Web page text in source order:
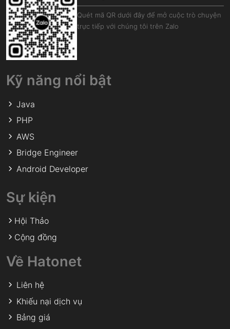
Quét mã QR dưới đây để mở cuộc trò chuyện
trực tiếp với chúng tôi trên Zalo
Kỹ năng nổi bật
Java
PHP
AWS
Bridge Engineer
Android Developer
Sự kiện
Hội Thảo
Cộng đồng
Về Hatonet
Liên hệ
Khiếu nại dịch vụ
Bảng giá